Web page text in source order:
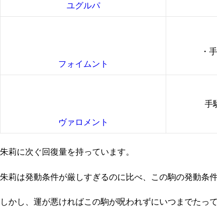
ユグルパ
フォイムント
・
ヴァロメント
手
朱莉に次ぐ回復量を持っています。
朱莉は発動条件が厳しすぎるのに比べ、この駒の発動条
しかし、運が悪ければこの駒が呪われずにいつまでたっ